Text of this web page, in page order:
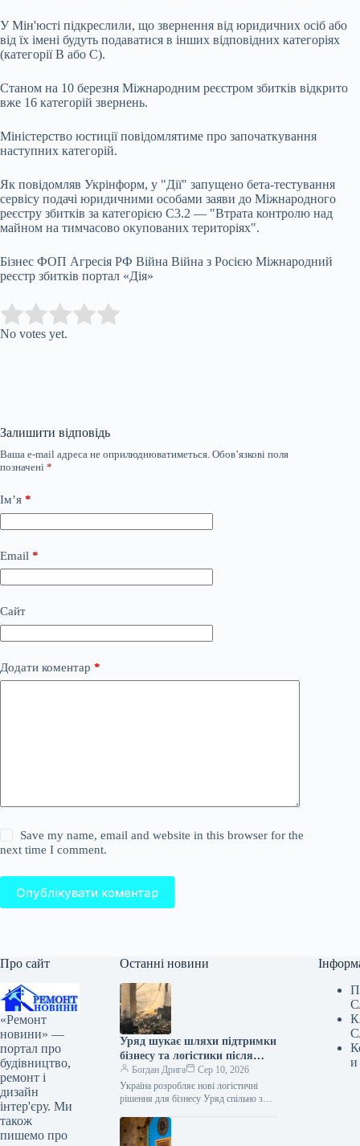
У Мін'юсті підкреслили, що звернення від юридичних осіб або
від їх імені будуть подаватися в інших відповідних категоріях
(категорії B або C).
Станом на 10 березня Міжнародним реєстром збитків відкрито
вже 16 категорій звернень.
Міністерство юстиції повідомлятиме про започаткування
наступних категорій.
Як повідомляв Укрінформ, у "Дії" запущено бета-тестування
сервісу подачі юридичними особами заяви до Міжнародного
реєстру збитків за категорією C3.2 — "Втрата контролю над
майном на тимчасово окупованих територіях".
Бізнес ФОП Агресія РФ Війна Війна з Росією Міжнародний
реєстр збитків портал «Дія»
Rate this item:
No votes yet.
Залишити відповідь
Ваша e-mail адреса не оприлюднюватиметься. Обов’язкові поля
позначені *
Ім’я *
Email *
Сайт
Додати коментар *
Save my name, email and website in this browser for the
next time I comment.
Опублікувати коментар
Про сайт
«Ремонт
новини» —
портал про
будівництво,
ремонт і
дизайн
інтер'єру. Ми
також
пишемо про
Останні новини
Уряд шукає шляхи підтримки
бізнесу та логістики після
атак на склади
Богдан Дрига
Сер 10, 2026
Україна розробляє нові логістичні
рішення для бізнесу Уряд спільно з
конкретними кроками для
забезпечення безперебійної роботи…
и